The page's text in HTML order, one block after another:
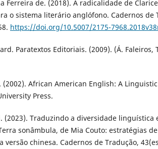
Ferreira de. (2018). A radicalidade de
o sistema literário anglófono. Cadernos de
https://doi.org/10.5007/2175-
Paratextos Editoriais. (2009). (Á. Faleiros,
(2002). African American English: A
Press.
(2023). Traduzindo a diversidade linguística
sonâmbula, de Mia Couto: estratégias
versão chinesa. Cadernos de Tradução,